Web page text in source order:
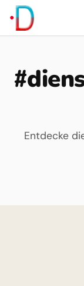
Entdecke